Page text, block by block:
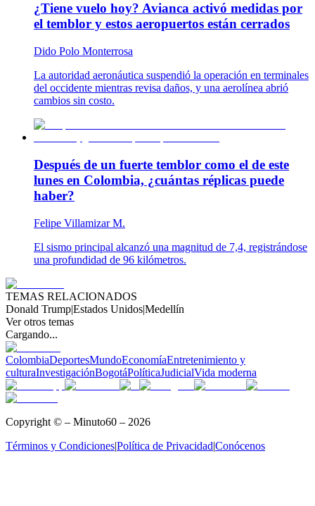
¿Tiene vuelo hoy? Avianca activó medidas por
el temblor y estos aeropuertos están cerrados
Dido Polo Monterrosa
La autoridad aeronáutica suspendió la operación en terminales
del occidente mientras revisa daños, y una aerolínea abrió
cambios sin costo.
Después de un fuerte temblor como el de este
lunes en Colombia, ¿cuántas réplicas puede
haber?
Felipe Villamizar M.
El sismo principal alcanzó una magnitud de 7,4, registrándose
una profundidad de 96 kilómetros.
TEMAS RELACIONADOS
Donald Trump|Estados Unidos|Medellín
Ver otros temas
Cargando...
ColombiaDeportesMundoEconomíaEntretenimiento y
culturaInvestigaciónBogotáPolíticaJudicialVida moderna
Copyright © – Minuto60 – 2026
Términos y Condiciones|Política de Privacidad|Conócenos